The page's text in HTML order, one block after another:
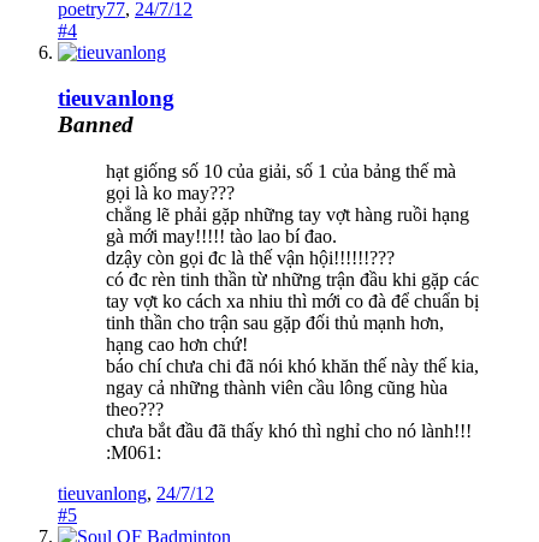
poetry77, 24/7/12
#4
tieuvanlong
Banned
hạt giống số 10 của giải, số 1 của bảng thế mà
gọi là ko may???
chẳng lẽ phải gặp những tay vợt hàng ruồi hạng
gà mới may!!!!! tào lao bí đao.
dzậy còn gọi đc là thế vận hội!!!!!!???
có đc rèn tinh thần từ những trận đầu khi gặp các
tay vợt ko cách xa nhiu thì mới co đà để chuẩn bị
tinh thần cho trận sau gặp đối thủ mạnh hơn,
hạng cao hơn chứ!
báo chí chưa chi đã nói khó khăn thế này thế kia,
ngay cả những thành viên cầu lông cũng hùa
theo???
chưa bắt đầu đã thấy khó thì nghỉ cho nó lành!!!
:M061:
tieuvanlong, 24/7/12
#5